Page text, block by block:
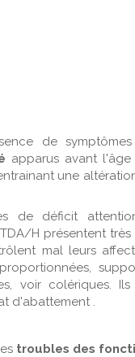
de
apparus avant
une
de déficit
H présentent
mal leurs
voir colériques.
d'abattement .
troubles des